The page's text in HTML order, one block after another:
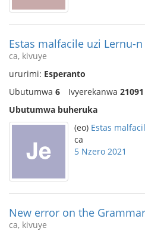
Estas malfacile uzi Lernu-n
ca, kivuye
ururimi: Esperanto
Ubutumwa 6 Ivyerekanwa 21091
Ubutumwa buheruka
(eo) Estas
ca
5 Nzero 2021
New error on the
ca, kivuye